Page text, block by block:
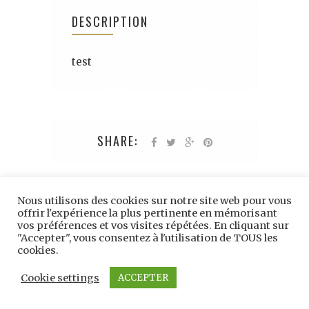
DESCRIPTION
test
SHARE:
Nous utilisons des cookies sur notre site web pour vous
offrir l'expérience la plus pertinente en mémorisant
vos préférences et vos visites répétées. En cliquant sur
"Accepter", vous consentez à l'utilisation de TOUS les
cookies.
Cookie settings ACCEPTER